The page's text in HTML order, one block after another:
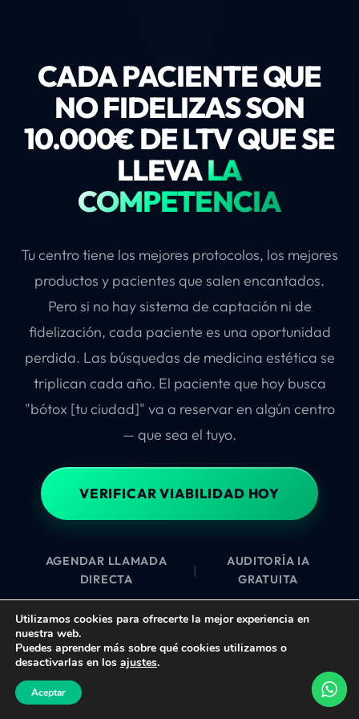
año factura 300€. El mismo paciente con un
plan de protocolos combinados factura
5.000€/año. La diferencia es el sistema de
fidelización.
CADA PACIENTE QUE
NO FIDELIZAS SON
10.000€ DE LTV QUE SE
LLEVALA
COMPETENCIA
Tu centro tiene los mejores protocolos, los mejores
productos y pacientes que salen encantados.
Pero si no hay sistema de captación ni de
fidelización, cada paciente es una oportunidad
perdida. Las búsquedas de medicina estética se
triplican cada año. El paciente que hoy busca
"bótox [tu ciudad]" va a reservar en algún centro
— que sea el tuyo.
VERIFICAR VIABILIDAD HOY
AGENDAR LLAMADA
DIRECTA
|
AUDITORÍA IA
GRATUITA
Utilizamos cookies para ofrecerte la mejor experiencia en
nuestra web.
Puedes aprender más sobre qué cookies utilizamos o
desactivarlas en los ajustes.
Aceptar